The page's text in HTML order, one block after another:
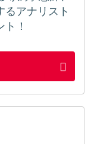
るアナリスト
！